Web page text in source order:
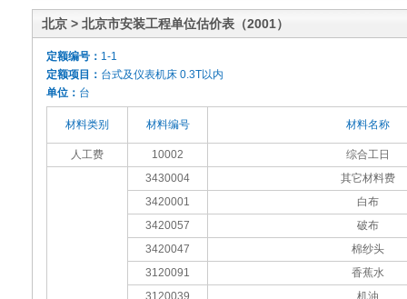
北京 > 北京市安装工程单位估价表（2001）
定额编号： 1-1
定额项目： 台式及仪表机床 0.3T以内
单位： 台
材料类别 材料编号 材料名称
人工费 10002 综合工日
3430004
其它材料费
3420001
白布
3420057
破布
3420047
棉纱头
3120091
香蕉水
3120039
机油